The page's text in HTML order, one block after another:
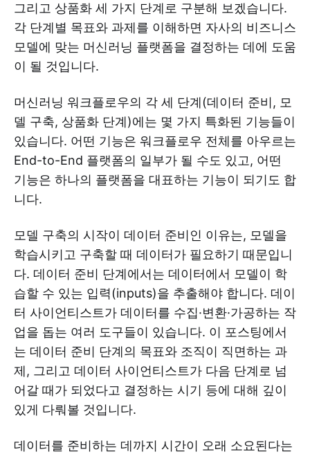
그리고 상품화 세 가지 단계로 구분해 보겠습니다.
각 단계별 목표와 과제를 이해하면 자사의 비즈니스
모델에 맞는 머신러닝 플랫폼을 결정하는 데에 도움
이 될 것입니다.
머신러닝 워크플로우의 각 세 단계(데이터 준비, 모
델 구축, 상품화 단계)에는 몇 가지 특화된 기능들이
있습니다. 어떤 기능은 워크플로우 전체를 아우르는
End-to-End 플랫폼의 일부가 될 수도 있고, 어떤
기능은 하나의 플랫폼을 대표하는 기능이 되기도 합
니다.
모델 구축의 시작이 데이터 준비인 이유는, 모델을
학습시키고 구축할 때 데이터가 필요하기 때문입니
다. 데이터 준비 단계에서는 데이터에서 모델이 학
습할 수 있는 입력(inputs)을 추출해야 합니다. 데이
터 사이언티스트가 데이터를 수집·변환·가공하는 작
업을 돕는 여러 도구들이 있습니다. 이 포스팅에서
는 데이터 준비 단계의 목표와 조직이 직면하는 과
제, 그리고 데이터 사이언티스트가 다음 단계로 넘
어갈 때가 되었다고 결정하는 시기 등에 대해 깊이
있게 다뤄볼 것입니다.
데이터를 준비하는 데까지 시간이 오래 소요된다는